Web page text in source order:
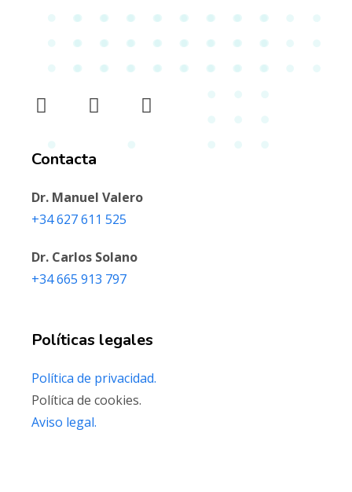
Contacta
Dr. Manuel Valero
+34 627 611 525‬
Dr. Carlos Solano
‭+34 665 913 797‬
Políticas legales
Política de privacidad.
Política de cookies.
Aviso legal.